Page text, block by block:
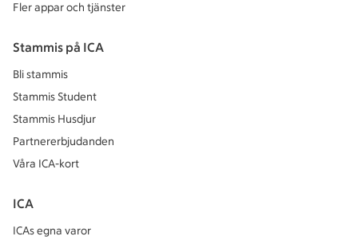
Fler appar och tjänster
Stammis på ICA
Bli stammis
Stammis Student
Stammis Husdjur
Partnererbjudanden
Våra ICA-kort
ICA
ICAs egna varor